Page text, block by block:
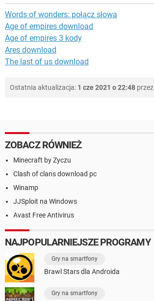
Words of wonders: połącz słowa
Age of empires download
Age of empires 3 kody
Ares download
The last of us download
Ostatnia aktualizacja: 1 cze 2021 o 22:48 przez
ZOBACZ RÓWNIEŻ
Minecraft by Zyczu
Clash of clans download pc
Winamp
JJSploit na Windows
Avast Free Antivirus
NAJPOPULARNIEJSZE PROGRAMY
Gry na smartfony
Brawl Stars dla Androida
Gry na smartfony